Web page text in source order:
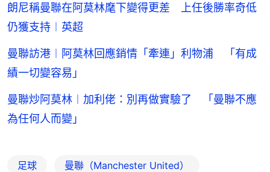
朗尼稱曼聯在阿莫林麾下變得更差 上任後勝率奇低
仍獲支持︱英超
曼聯訪港︱阿莫林回應銷情「牽連」利物浦 「有成
績一切變容易」
曼聯炒阿莫林︱加利佬：別再做實驗了 「曼聯不應
為任何人而變」
足球 曼聯（Manchester United）